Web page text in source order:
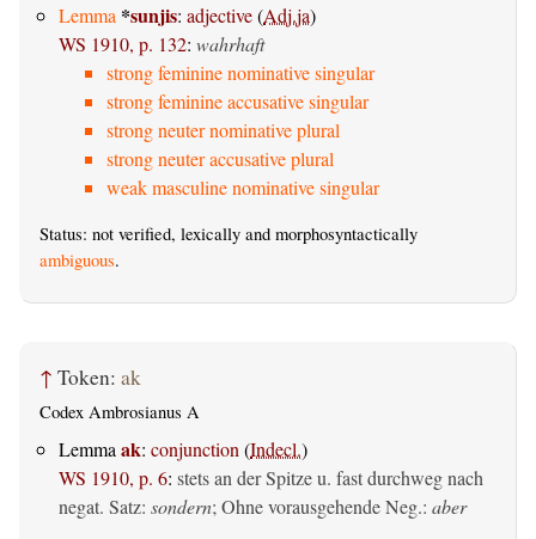
Lemma *sunjis: adjective(Adj.ja)
WS 1910, p. 132: wahrhaft
strong feminine nominative singular
strong feminine accusative singular
strong neuter nominative plural
strong neuter accusative plural
weak masculine nominative singular
Status: not verified, lexically and morphosyntactically
ambiguous.
↑ Token: ak
Codex Ambrosianus A
Lemma ak: conjunction (Indecl.)
WS 1910, p. 6: stets an der Spitze u. fast durchweg nach
negat. Satz: sondern; Ohne vorausgehende Neg.: aber